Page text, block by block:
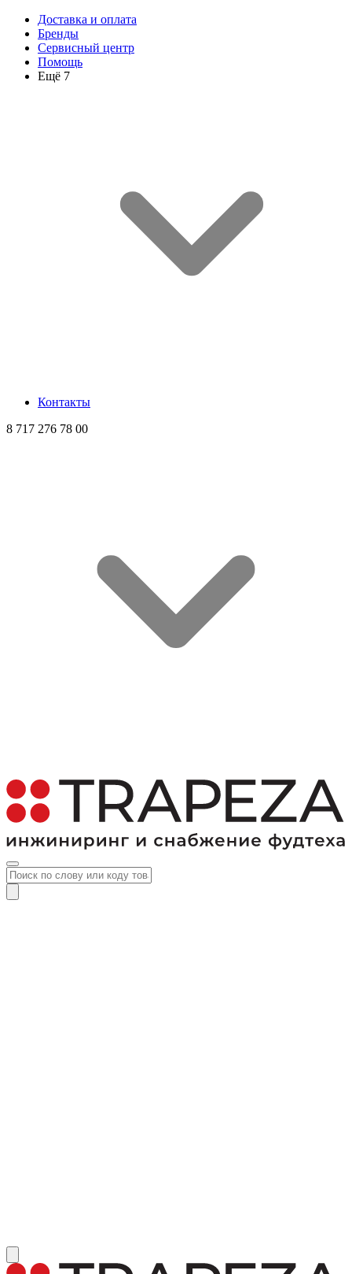
Доставка и оплата
Бренды
Сервисный центр
Помощь
Ещё 7
Контакты
8 717 276 78 00